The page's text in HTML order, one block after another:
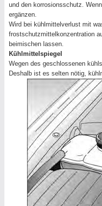
und den korrosionsschutz.
ergänzen.
Wird bei kühlmittelverlust mit
frostschutzmittelkonzentration
beimischen lassen.
Kühlmittelspiegel
Wegen des geschlossenen
Deshalb ist es selten nötig,